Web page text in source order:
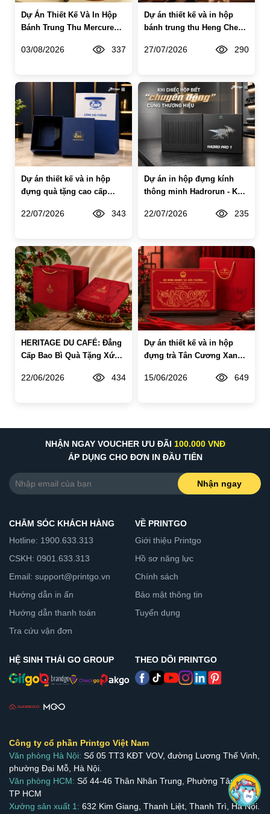
Dự Án Thiết Kế Và In Hộp
Bánh Trung Thu Mercure
Village Bana Hills
03/08/2026 337
Dự án thiết kế và in hộp
bánh trung thu Heng Cheng
trên đất nước Chùa Tháp
27/07/2026 290
Dự án thiết kế và in hộp
đựng quà tặng cao cấp
22/07/2026 343
Dự án in hộp đựng kính
thông minh Hadrorun - Khi
động" cùng thương hiệu
22/07/2026 235
HERITAGE DU CAFÉ: Đẳng
Cấp Bao Bì Quà Tặng Xứng
Simexco Đắk Lắk
22/06/2026 434
Dự án thiết kế và in hộp
đựng trà Tân Cương Xanh -
cấp
15/06/2026 649
NHẬN NGAY VOUCHER ƯU ĐÃI 100.000 VNĐ
ÁP DỤNG CHO ĐƠN IN ĐẦU TIÊN
Nhận ngay
CHĂM SÓC KHÁCH HÀNG
Hotline: 1900.633.313
CSKH: 0901.633.313
Email: support@printgo.vn
Hướng dẫn in ấn
Hướng dẫn thanh toán
Tra cứu vận đơn
VỀ PRINTGO
Giới thiệu Printgo
Hồ sơ năng lực
Chính sách
Bảo mật thông tin
Tuyển dụng
HỆ SINH THÁI GO GROUP THEO DÕI PRINTGO
Công ty cổ phần Printgo Việt Nam
Văn phòng Hà Nội: Số 05 TT3 KĐT VOV, đường Lương Thế Vinh,
phường Đại Mỗ, Hà Nội.
Văn phòng HCM: Số 44-46 Thân Nhân Trung, Phường Tân Bình,
TP HCM
Xưởng sản xuất 1: 632 Kim Giang, Thanh Liệt, Thanh Trì, Hà Nội.